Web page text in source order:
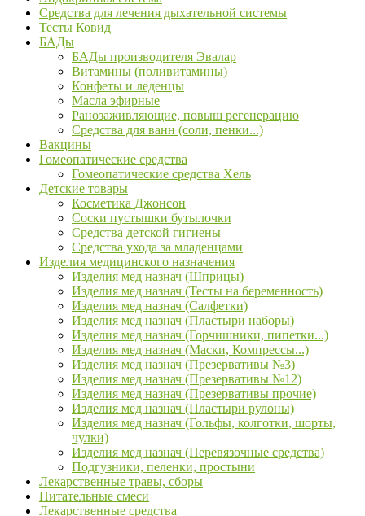
Средства для лечения дыхательной системы
Тесты Ковид
БАДы
БАДы производителя Эвалар
Витамины (поливитамины)
Конфеты и леденцы
Масла эфирные
Ранозаживляющие, повыш регенерацию
Средства для ванн (соли, пенки...)
Вакцины
Гомеопатические средства
Гомеопатические средства Хель
Детские товары
Косметика Джонсон
Соски пустышки бутылочки
Средства детской гигиены
Средства ухода за младенцами
Изделия медицинского назначения
Изделия мед назнач (Шприцы)
Изделия мед назнач (Тесты на беременность)
Изделия мед назнач (Салфетки)
Изделия мед назнач (Пластыри наборы)
Изделия мед назнач (Горчишники, пипетки...)
Изделия мед назнач (Маски, Компрессы...)
Изделия мед назнач (Презервативы №3)
Изделия мед назнач (Презервативы №12)
Изделия мед назнач (Презервативы прочие)
Изделия мед назнач (Пластыри рулоны)
Изделия мед назнач (Гольфы, колготки, шорты,
чулки)
Изделия мед назнач (Перевязочные средства)
Подгузники, пеленки, простыни
Лекарственные травы, сборы
Питательные смеси
Лекарственные средства